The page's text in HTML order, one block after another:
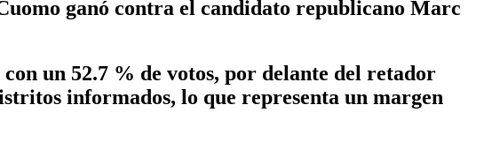
ganó contra el candidato republicano Marc
un 52.7 % de votos, por delante del retador
informados, lo que representa un margen